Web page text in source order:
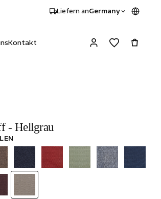
Liefern anGermany
Kontakt
- Hellgrau